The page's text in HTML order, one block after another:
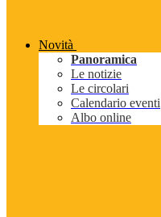
Novità
Panoramica
Le notizie
Le circolari
Calendario eventi
Albo online